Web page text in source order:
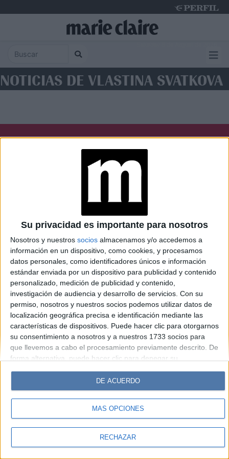
Su privacidad es importante para nosotros
Nosotros y nuestros socios almacenamos y/o accedemos a
información en un dispositivo, como cookies, y procesamos
datos personales, como identificadores únicos e información
estándar enviada por un dispositivo para publicidad y contenido
personalizado, medición de publicidad y contenido,
investigación de audiencia y desarrollo de servicios. Con su
permiso, nosotros y nuestros socios podemos utilizar datos de
localización geográfica precisa e identificación mediante las
características de dispositivos. Puede hacer clic para otorgarnos
su consentimiento a nosotros y a nuestros 1733 socios para
que llevemos a cabo el procesamiento previamente descrito. De
forma alternativa, puede hacer clic para denegar su
cambiar sus preferencias antes de otorgar su consentimiento.
Tenga en cuenta que algún procesamiento de sus datos
personales puede no requerir de su consentimiento, pero usted
tiene el derecho de rechazar tal procesamiento. Sus
sus preferencias o retirar su consentimiento en cualquier
MÁS OPCIONES
RECHAZAR
DE ACUERDO
NOTICIAS DE VLASTINA SVATKOVA
Caras Noticias
Weekend Parabrisas
Look
Luz Mía Lunateen Break BATimes
© Perfil.com 2006-2019 - Todos los derechos reservados
Registro de Propiedad Intelectual: Nro. 5346433